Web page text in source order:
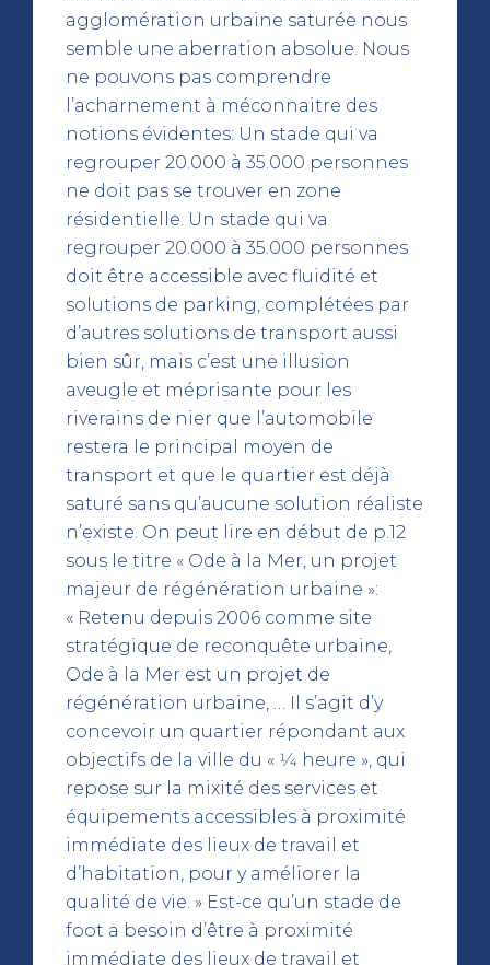
agglomération urbaine saturée nous
semble une aberration absolue. Nous
ne pouvons pas comprendre
l’acharnement à méconnaitre des
notions évidentes: Un stade qui va
regrouper 20.000 à 35.000 personnes
ne doit pas se trouver en zone
résidentielle. Un stade qui va
regrouper 20.000 à 35.000 personnes
doit être accessible avec fluidité et
solutions de parking, complétées par
d’autres solutions de transport aussi
bien sûr, mais c’est une illusion
aveugle et méprisante pour les
riverains de nier que l’automobile
restera le principal moyen de
transport et que le quartier est déjà
saturé sans qu’aucune solution réaliste
n’existe. On peut lire en début de p.12
sous le titre « Ode à la Mer, un projet
majeur de régénération urbaine »:
« Retenu depuis 2006 comme site
stratégique de reconquête urbaine,
Ode à la Mer est un projet de
régénération urbaine, … Il s’agit d’y
concevoir un quartier répondant aux
objectifs de la ville du « 1⁄4 heure », qui
repose sur la mixité des services et
équipements accessibles à proximité
immédiate des lieux de travail et
d’habitation, pour y améliorer la
qualité de vie. » Est-ce qu’un stade de
foot a besoin d’être à proximité
immédiate des lieux de travail et